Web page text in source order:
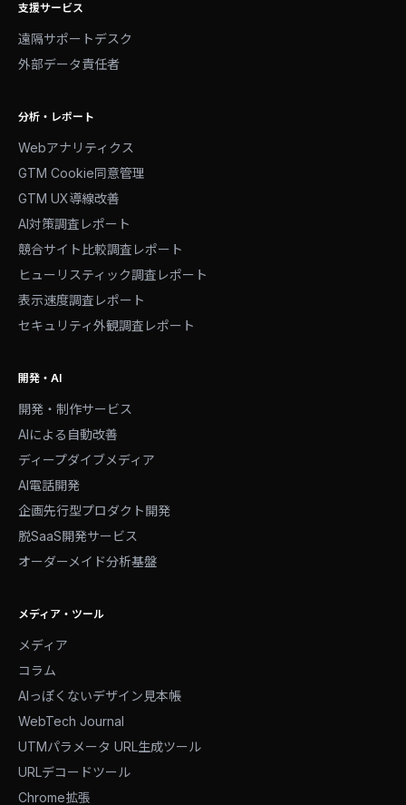
支援サービス
遠隔サポートデスク
外部データ責任者
分析・レポート
Webアナリティクス
GTM Cookie同意管理
GTM UX導線改善
AI対策調査レポート
競合サイト比較調査レポート
ヒューリスティック調査レポート
表示速度調査レポート
セキュリティ外観調査レポート
開発・AI
開発・制作サービス
AIによる自動改善
ディープダイブメディア
AI電話開発
企画先行型プロダクト開発
脱SaaS開発サービス
オーダーメイド分析基盤
メディア・ツール
メディア
コラム
AIっぽくないデザイン見本帳
WebTech Journal
UTMパラメータ URL生成ツール
URLデコードツール
Chrome拡張